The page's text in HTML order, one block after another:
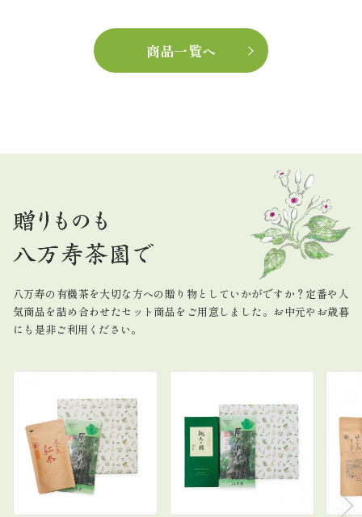
商品一覧へ
八万寿の有機茶を大切な方への贈り物としていかがですか？ 定番や人
気商品を詰め合わせたセット商品をご用意しました。 お中元やお歳暮
にも是非ご利用ください。